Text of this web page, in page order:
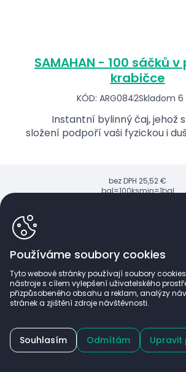
Používáme soubory cookies
Tyto webové stránky používají soubory
nástroje s cílem vylepšení uživatelského
přizpůsobeného obsahu a reklam, analýzy
stránek a zjištění zdroje návštěvnosti.
Souhlasím Odmítám Upravit
SAMAHAN - 100 sáčků
krabičce
KÓD: ARG0842Skladom 6
Instantní bylinný čaj, jehož
složení podpoří vaši fyzickou i
bez DPH 25,52 €
bal=100ksmin=1bal